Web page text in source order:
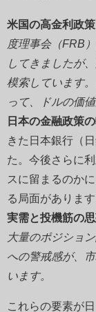
米国の高金利政
度理事会（FRB
してきましたが
模索しています
って、ドルの価
日本の金融政策
きた日本銀行（
た。今後さらに
スに留まるのか
る局面があります
実需と投機筋の思
大量のポジショ
への警戒感が、
います。
これらの要素が